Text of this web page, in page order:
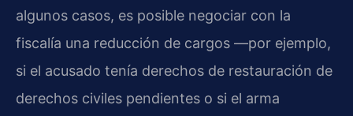
algunos casos, es posible negociar con la
fiscalía una reducción de cargos —por ejemplo,
si el acusado tenía derechos de restauración de
derechos civiles pendientes o si el arma